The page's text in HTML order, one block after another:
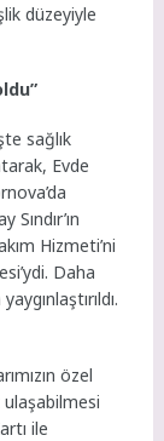
düzeyiyle
sağlık
Evde
Hizmeti’ni
Daha
özel
ile